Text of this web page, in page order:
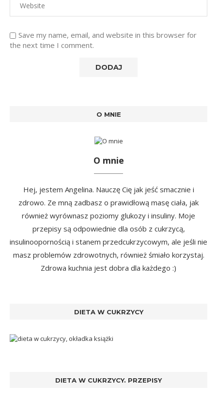
Save my name, email, and website in this browser for
the next time I comment.
O MNIE
O mnie
Hej, jestem Angelina. Nauczę Cię jak jeść smacznie i
zdrowo. Ze mną zadbasz o prawidłową masę ciała, jak
również wyrównasz poziomy glukozy i insuliny. Moje
przepisy są odpowiednie dla osób z cukrzycą,
insulinoopornością i stanem przedcukrzycowym, ale jeśli nie
masz problemów zdrowotnych, również śmiało korzystaj.
Zdrowa kuchnia jest dobra dla każdego :)
DIETA W CUKRZYCY
DIETA W CUKRZYCY. PRZEPISY